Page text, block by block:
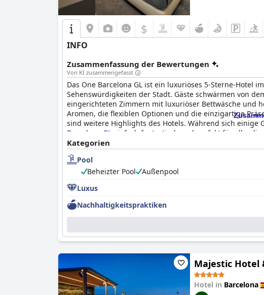
$
INFO
Zusammenfassung der Bewertungen
Von KI zusammengefasst
Das One Barcelona GL ist ein luxuriöses 5-Sterne-
Sehenswürdigkeiten der Stadt. Gäste schwärmen von
eingerichteten Zimmern mit luxuriöser Bettwäsche und
Aromen, die flexiblen Optionen und die einzigartige
sind weitere Highlights des Hotels. Während sich einige
Barcelona GL
einfach fantastisch und perfekt für alle,
Kategorien
Pool
Beheizter Pool
Außenpool
Luxus
Nachhaltigkeitspraktiken
Majestic Hotel
Hotel in Barcelona